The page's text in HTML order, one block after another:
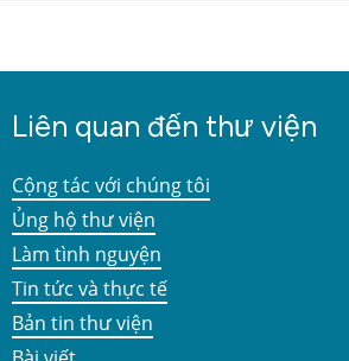
Liên quan đến thư viện
Cộng tác với chúng tôi
Ủng hộ thư viện
Làm tình nguyện
Tin tức và thực tế
Bản tin thư viện